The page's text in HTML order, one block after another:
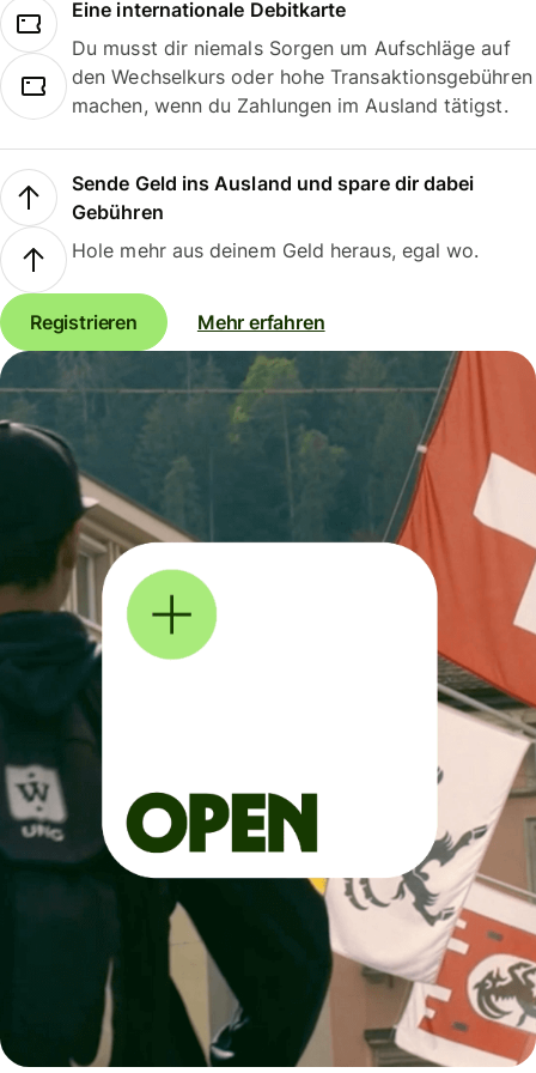
Eine internationale Debitkarte
Du musst dir niemals Sorgen um Aufschläge auf
den Wechselkurs oder hohe Transaktionsgebühren
machen, wenn du Zahlungen im Ausland tätigst.
Sende Geld ins Ausland und spare dir dabei
Gebühren
Hole mehr aus deinem Geld heraus, egal wo.
Registrieren Mehr erfahren